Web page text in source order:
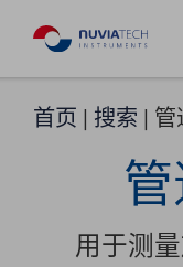
首页 | 搜索 | 管
用于测